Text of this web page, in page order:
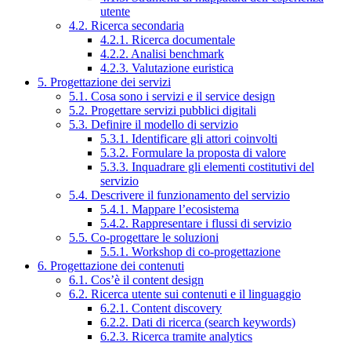
utente
4.2. Ricerca secondaria
4.2.1. Ricerca documentale
4.2.2. Analisi benchmark
4.2.3. Valutazione euristica
5. Progettazione dei servizi
5.1. Cosa sono i servizi e il service design
5.2. Progettare servizi pubblici digitali
5.3. Definire il modello di servizio
5.3.1. Identificare gli attori coinvolti
5.3.2. Formulare la proposta di valore
5.3.3. Inquadrare gli elementi costitutivi del
servizio
5.4. Descrivere il funzionamento del servizio
5.4.1. Mappare l’ecosistema
5.4.2. Rappresentare i flussi di servizio
5.5. Co-progettare le soluzioni
5.5.1. Workshop di co-progettazione
6. Progettazione dei contenuti
6.1. Cos’è il content design
6.2. Ricerca utente sui contenuti e il linguaggio
6.2.1. Content discovery
6.2.2. Dati di ricerca (search keywords)
6.2.3. Ricerca tramite analytics